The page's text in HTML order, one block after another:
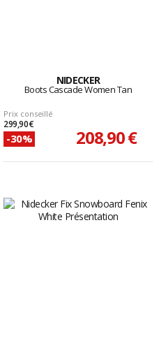
NIDECKER
Boots Cascade Women Tan
Prix conseillé
299,90 €
-30% 208,90 €